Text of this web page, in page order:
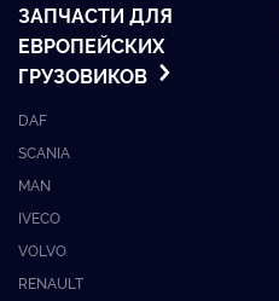
ЗАПЧАСТИ ДЛЯ
ЕВРОПЕЙСКИХ
ГРУЗОВИКОВ
DAF
SCANIA
MAN
IVECO
VOLVO
RENAULT